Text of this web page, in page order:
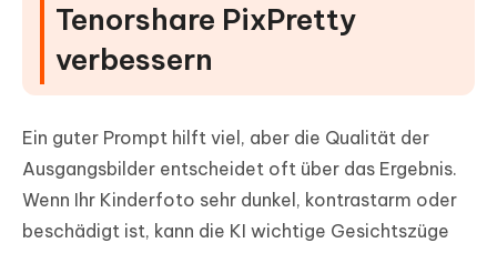
Tenorshare PixPretty
verbessern
Ein guter Prompt hilft viel, aber die Qualität der
Ausgangsbilder entscheidet oft über das Ergebnis.
Wenn Ihr Kinderfoto sehr dunkel, kontrastarm oder
beschädigt ist, kann die KI wichtige Gesichtszüge